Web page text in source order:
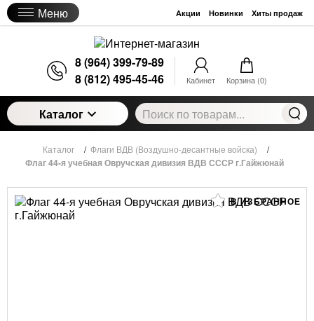
Меню Акции Новинки Хиты продаж
8 (964) 399-79-89
8 (812) 495-45-46
Кабинет Корзина (0)
Каталог
Каталог / Флаги ВДВ (Воздушно-десантные войска) /
Флаг 44-я учебная Овручская дивизия ВДВ СССР г.Гайжюнай
В ИЗБРАННОЕ